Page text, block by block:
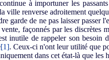
à importuner les
ville renverse adroitement
garde de ne pas laisser passer
façonnés par les discrètes
inutile de rappeler son besoin
[1]. Ceux-ci n'ont leur utilité que
dans cet état-là que les